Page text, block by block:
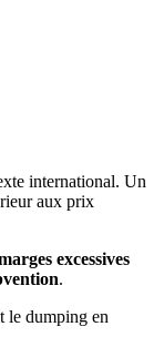
international. Un
aux prix
excessives
.
le dumping en